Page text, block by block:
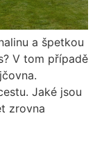
a špetkou
V tom případě
Jaké jsou
zrovna